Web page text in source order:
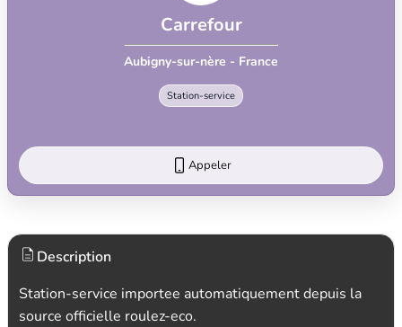
Carrefour
Aubigny-sur-nère - France
Station-service
Appeler
Description
Station-service importee automatiquement depuis la
source officielle roulez-eco.